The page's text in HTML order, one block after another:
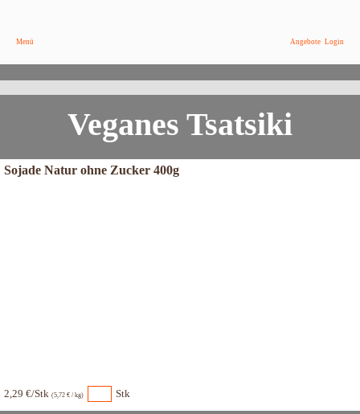
Menü Angebote Login
Veganes Tsatsiki
Sojade Natur ohne Zucker 400g
2,29 €/Stk (5,72 € / kg) Stk